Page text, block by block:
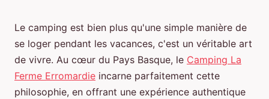
Le camping est bien plus qu'une simple manière de
se loger pendant les vacances, c'est un véritable art
de vivre. Au cœur du Pays Basque, le Camping La
Ferme Erromardie incarne parfaitement cette
philosophie, en offrant une expérience authentique